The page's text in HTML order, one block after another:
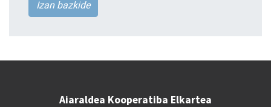
Izan bazkide
Aiaraldea Kooperatiba Elkartea